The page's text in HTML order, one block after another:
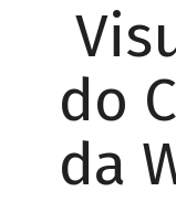
do
da